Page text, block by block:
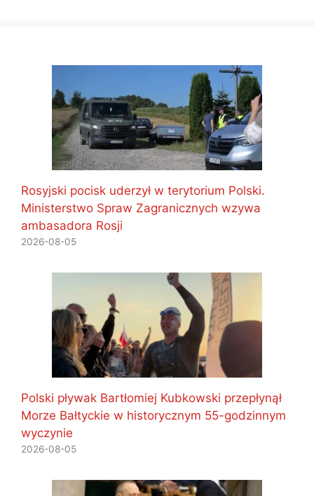
Rosyjski pocisk uderzył w terytorium Polski.
Ministerstwo Spraw Zagranicznych wzywa
ambasadora Rosji
2026-08-05
Polski pływak Bartłomiej Kubkowski przepłynął
Morze Bałtyckie w historycznym 55-godzinnym
wyczynie
2026-08-05